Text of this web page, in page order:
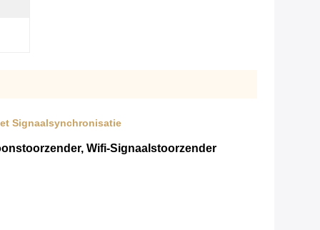
Signaalsynchronisatie
Wifi-Signaalstoorzender